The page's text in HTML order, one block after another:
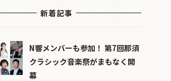
新着記事
N響メンバーも参加！ 第7回那須
クラシック音楽祭がまもなく開
幕